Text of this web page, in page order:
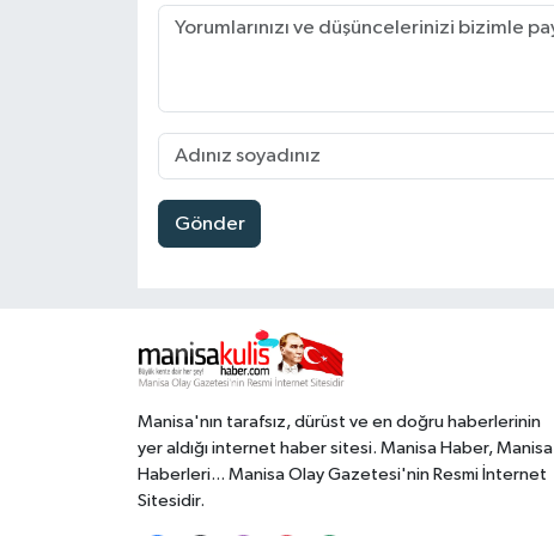
Gönder
Manisa'nın tarafsız, dürüst ve en doğru haberlerinin
yer aldığı internet haber sitesi. Manisa Haber, Manisa
Haberleri... Manisa Olay Gazetesi'nin Resmi İnternet
Sitesidir.